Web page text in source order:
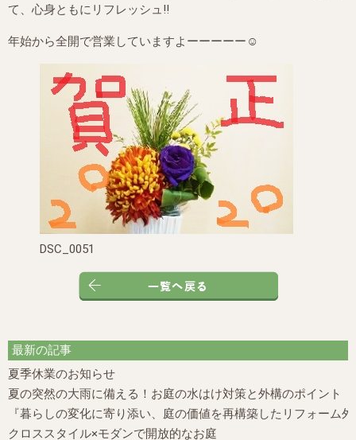
て、心身ともにリフレッシュ‼
年始から全開で営業していますよーーーーー☺
DSC_0051
最新の記事
夏季休業のお知らせ
夏の突然の大雨に備える！お庭の水はけ対策と外構のポイント
『暮らしの変化に寄り添い、庭の価値を再構築したリフォーム
クロススタイル×モダンで開放的なお庭